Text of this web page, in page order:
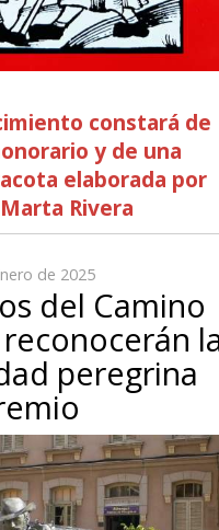
constará de
y de una
elaborada por
Rivera
de 2025
del Camino
peregrina